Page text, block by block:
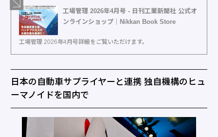
工場管理 2026年4月号 - 日刊工業新聞社 公式オ
ンラインショップ｜Nikkan Book Store
工場管理 2026年4月号詳細をご覧いただけます。
日本の自動車サプライヤーと連携 独自機構のヒュ
ーマノイドを国内で